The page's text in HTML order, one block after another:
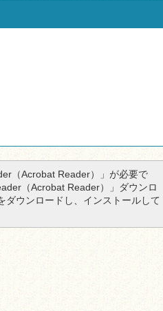
（Acrobat Reader）」が必要で
（Acrobat Reader）」ダウンロ
ダウンロードし、インストールして